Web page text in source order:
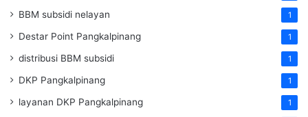
BBM subsidi nelayan 1
Destar Point Pangkalpinang 1
distribusi BBM subsidi 1
DKP Pangkalpinang 1
layanan DKP Pangkalpinang 1